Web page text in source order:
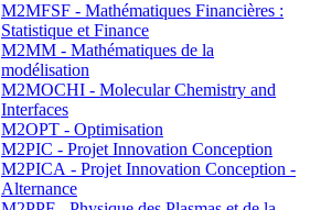
M2MFSF - Mathématiques Financières :
Statistique et Finance
M2MM - Mathématiques de la
modélisation
M2MOCHI - Molecular Chemistry and
Interfaces
M2OPT - Optimisation
M2PIC - Projet Innovation Conception
M2PICA - Projet Innovation Conception -
Alternance